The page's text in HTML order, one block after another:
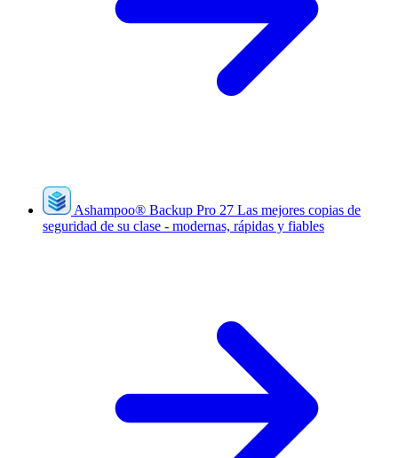
Ashampoo® Backup Pro 27 Las mejores copias de
seguridad de su clase - modernas, rápidas y fiables